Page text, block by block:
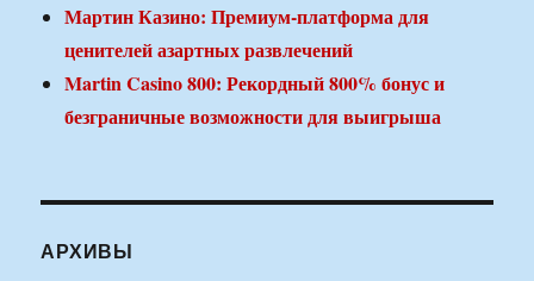
Мартин Казино: Премиум-платформа для
ценителей азартных развлечений
Martin Casino 800: Рекордный 800% бонус и
безграничные возможности для выигрыша
АРХИВЫ